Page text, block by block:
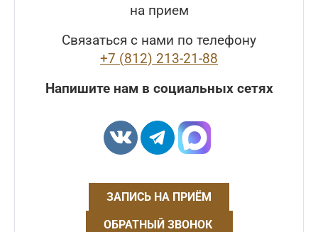
на прием
Связаться с нами по телефону
+7 (812) 213-21-88
Напишите нам в социальных сетях
ЗАПИСЬ НА ПРИЁМ
ОБРАТНЫЙ ЗВОНОК